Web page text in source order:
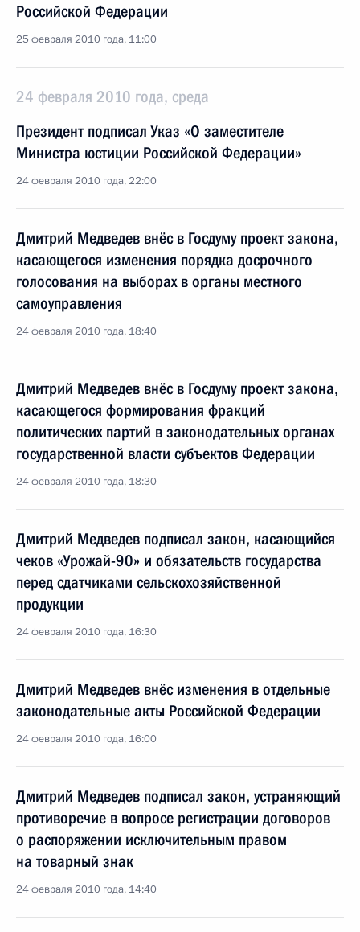
Российской Федерации
25 февраля 2010 года, 11:00
24 февраля 2010 года, среда
Президент подписал Указ «О заместителе
Министра юстиции Российской Федерации»
24 февраля 2010 года, 22:00
Дмитрий Медведев внёс в Госдуму проект закона,
касающегося изменения порядка досрочного
голосования на выборах в органы местного
самоуправления
24 февраля 2010 года, 18:40
Дмитрий Медведев внёс в Госдуму проект закона,
касающегося формирования фракций
политических партий в законодательных органах
государственной власти субъектов Федерации
24 февраля 2010 года, 18:30
Дмитрий Медведев подписал закон, касающийся
чеков «Урожай-90» и обязательств государства
перед сдатчиками сельскохозяйственной
продукции
24 февраля 2010 года, 16:30
Дмитрий Медведев внёс изменения в отдельные
законодательные акты Российской Федерации
24 февраля 2010 года, 16:00
Дмитрий Медведев подписал закон, устраняющий
противоречие в вопросе регистрации договоров
о распоряжении исключительным правом
на товарный знак
24 февраля 2010 года, 14:40